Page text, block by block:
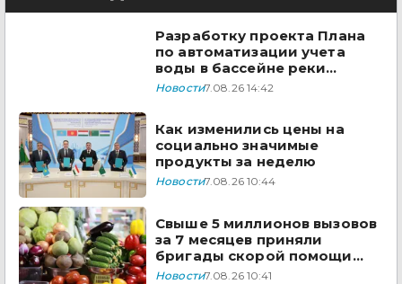
Разработку проекта Плана
по автоматизации учета
воды в бассейне реки
Сырдарья одобрили
Новости7.08.26 14:42
Как изменились цены на
социально значимые
продукты за неделю
Новости7.08.26 10:44
Свыше 5 миллионов вызовов
за 7 месяцев приняли
бригады скорой помощи
Казахстана
Новости7.08.26 10:41